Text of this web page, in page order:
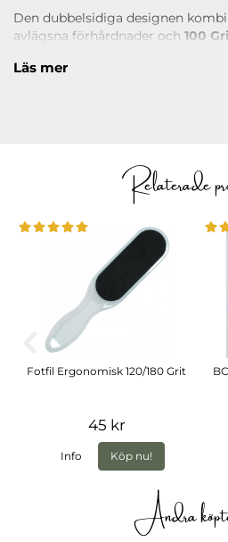
Den dubbelsidiga designen
avlägsna förhårdnader och 100
den idealisk för både hemmabruk
Läs mer
Relaterade
Fotfil Ergonomisk 120/180 Grit
45 kr
Info Köp nu!
Andra